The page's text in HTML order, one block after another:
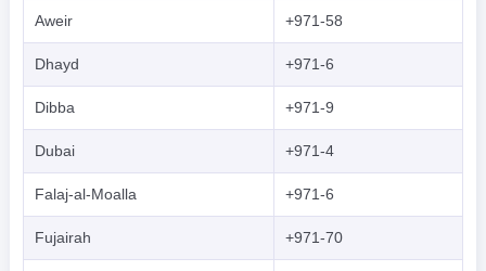
Aweir +971-58
Dhayd +971-6
Dibba +971-9
Dubai +971-4
Falaj-al-Moalla +971-6
Fujairah +971-70